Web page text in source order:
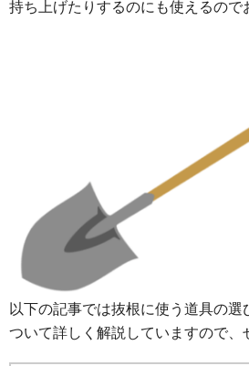
持ち上げたりするのにも使えるので
以下の記事では抜根に使う道具の
ついて詳しく解説していますので、